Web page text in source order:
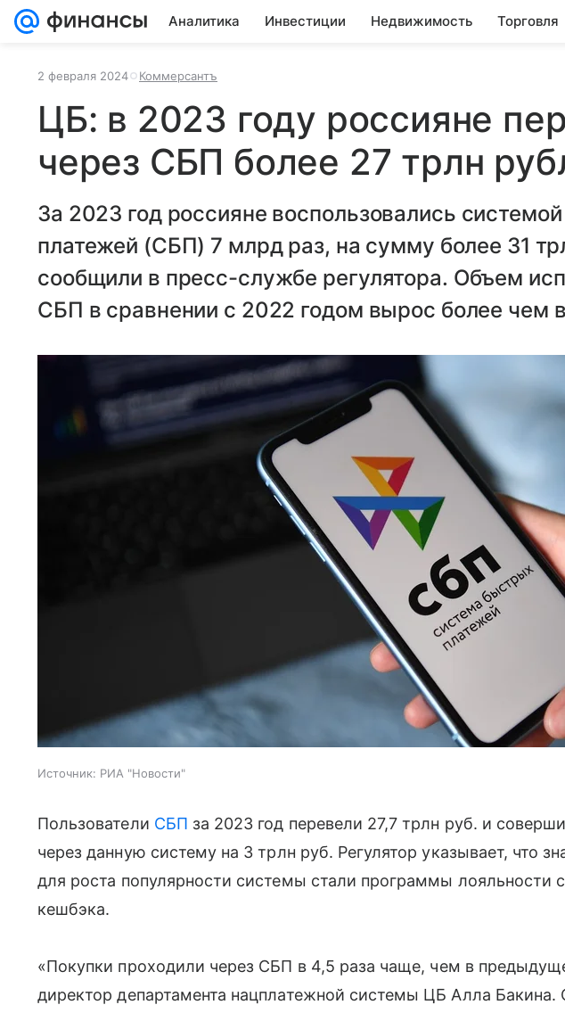
Аналитика Инвестиции Недвижимость Торговля
2 февраля 2024 Коммерсантъ
ЦБ: в 2023 году россияне
через СБП более 27 трлн
За 2023 год россияне воспользовались
платежей (СБП) 7 млрд раз, на сумму более 31
сообщили в пресс-службе регулятора. Объем
СБП в сравнении с 2022 годом вырос более чем
Источник: РИА "Новости"
Пользователи СБП за 2023 год перевели 27,7 трлн руб. и
через данную систему на 3 трлн руб. Регулятор указывает, что
для роста популярности системы стали программы лояльности
кешбэка.
«Покупки проходили через СБП в 4,5 раза чаще, чем в
директор департамента нацплатежной системы ЦБ Алла Бакина.